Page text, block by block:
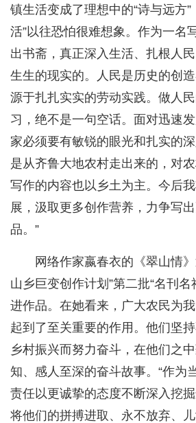
镇生活变成了理想中的“诗与远方”
活”以往恐怕很难想象。作为一名
出书斋，真正深入生活、扎根人
生生的现实的。人民是历史的创
源于扎扎实实的劳动实践。做人
习，绝不是一句空话。面对迅速
家必须要有敏锐的眼光和扎实的
是从齐鲁大地农村走出来的，对
写作的内容也以乡土为主。今后
展，汲取更多创作营养，力争写
品。”
网络作家嬴春衣的《翠山情
山乡巨变创作计划”第二批“名刊名
进作品。在她看来，广大农民为
起到了至关重要的作用。他们坚
乡村振兴而努力奋斗，在他们之
知、感人至深的奋斗故事。“作为
责任以更诚挚的态度不断深入挖
将他们的拼搏进取、永不放弃、